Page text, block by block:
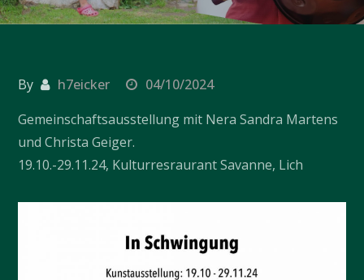
By h7eicker
04/10/2024
Gemeinschaftsausstellung mit Nera Sandra Martens
und Christa Geiger.
19.10.-29.11.24, Kulturresraurant Savanne, Lich